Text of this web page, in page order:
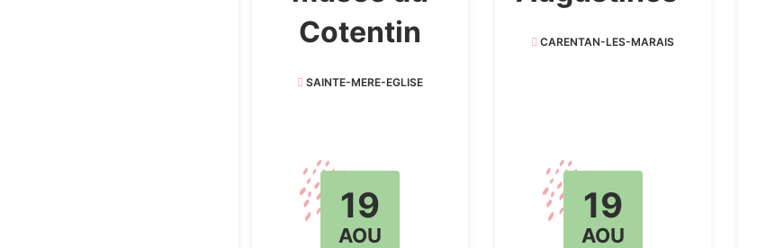
Cotentin
SAINTE-MERE-EGLISE
19
AOU
CARENTAN-LES-MARAIS
19
AOU